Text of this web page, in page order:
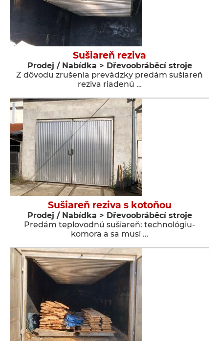
Sušiareň reziva
Prodej / Nabídka > Dřevoobráběcí stroje
Z dôvodu zrušenia prevádzky predám sušiareň
reziva riadenú …
Sušiareň reziva s kotoňou
Prodej / Nabídka > Dřevoobráběcí stroje
Predám teplovodnú sušiareň: technológiu-
komora a sa musí …